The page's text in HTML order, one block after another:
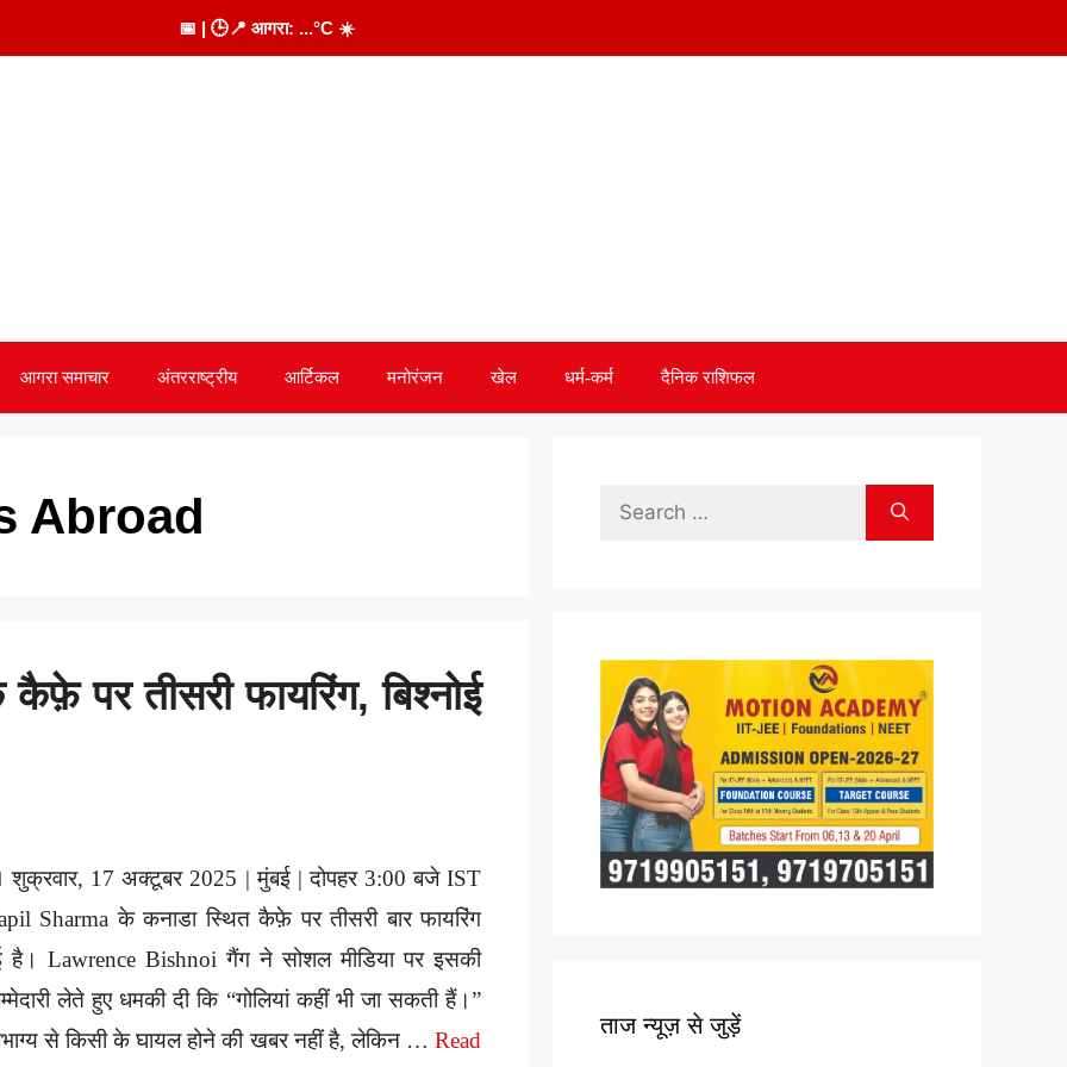
📅 | 🕒📍 आगरा: ...°C ☀️
आगरा समाचार अंतरराष्ट्रीय आर्टिकल मनोरंजन खेल धर्म-कर्म दैनिक राशिफल
Abroad
पर तीसरी फायरिंग, बिश्नोई
शुक्रवार, 17 अक्टूबर 2025 | मुंबई | दोपहर 3:00 बजे IST
Sharma के कनाडा स्थित कैफ़े पर तीसरी बार फायरिंग
है। Lawrence Bishnoi गैंग ने सोशल मीडिया पर इसकी
लेते हुए धमकी दी कि “गोलियां कहीं भी जा सकती हैं।”
से किसी के घायल होने की खबर नहीं है, लेकिन … Read
Search
ताज न्यूज़ से जुड़ें